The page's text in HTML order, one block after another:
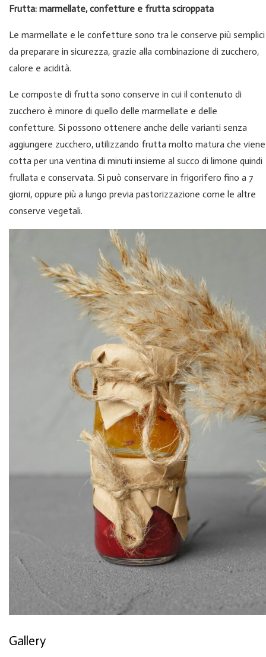
Frutta: marmellate, confetture e frutta sciroppata
Le marmellate e le confetture sono tra le conserve più semplici
da preparare in sicurezza, grazie alla combinazione di zucchero,
calore e acidità.
Le composte di frutta sono conserve in cui il contenuto di
zucchero è minore di quello delle marmellate e delle
confetture. Si possono ottenere anche delle varianti senza
aggiungere zucchero, utilizzando frutta molto matura che viene
cotta per una ventina di minuti insieme al succo di limone quindi
frullata e conservata. Si può conservare in frigorifero fino a 7
giorni, oppure più a lungo previa pastorizzazione come le altre
conserve vegetali.
Gallery